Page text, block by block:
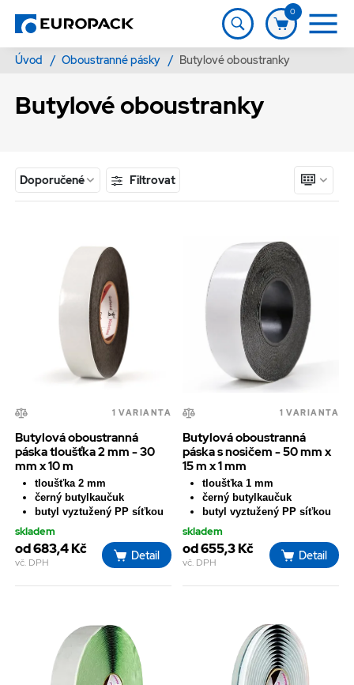
0
Úvod / Oboustranné pásky / Butylové oboustranky
Butylové oboustranky
Doporučené Filtrovat
1 VARIANTA
Butylová oboustranná
páska tloušťka 2 mm - 30
mm x 10 m
tloušťka 2 mm
černý butylkaučuk
butyl vyztužený PP síťkou
skladem
od 683,4 Kč
vč. DPH
Detail
1 VARIANTA
Butylová oboustranná
páska s nosičem - 50 mm x
15 m x 1 mm
tloušťka 1 mm
černý butylkaučuk
butyl vyztužený PP síťkou
skladem
od 655,3 Kč
vč. DPH
Detail